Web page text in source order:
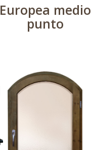
Europea medio
punto